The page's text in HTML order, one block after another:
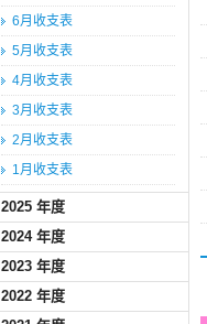
6月收支表
5月收支表
4月收支表
3月收支表
2月收支表
1月收支表
2025 年度
2024 年度
2023 年度
2022 年度